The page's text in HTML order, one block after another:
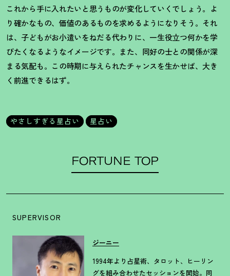
これから手に入れたいと思うものが変化していくでしょう。よ
り確かなもの、価値のあるものを求めるようになりそう。それ
は、子どもがお小遣いをねだる代わりに、一生役立つ何かを学
びたくなるようなイメージです。また、同好の士との関係が深
まる気配も。この時期に与えられたチャンスを生かせば、大き
く前進できるはず。
やさしすぎる星占い 星占い
FORTUNE TOP
SUPERVISOR
ジーニー
1994年より占星術、タロット、ヒーリン
グを組み合わせたセッションを開始。同